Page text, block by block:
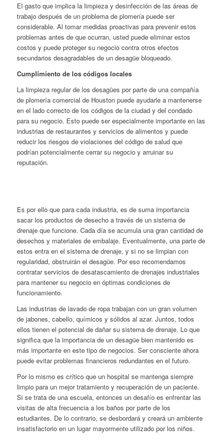
El gasto que implica la limpieza y desinfección de las áreas de
trabajo después de un problema de plomería puede ser
considerable. Al tomar medidas proactivas para prevenir estos
problemas antes de que ocurran, usted puede eliminar estos
costos y puede proteger su negocio contra otros efectos
secundarios desagradables de un desagüe bloqueado.
Cumplimiento de los códigos locales
La limpieza regular de los desagües por parte de una compañía
de plomería comercial de Houston puede ayudarle a mantenerse
en el lado correcto de los códigos de la ciudad y del condado
para su negocio. Esto puede ser especialmente importante en las
industrias de restaurantes y servicios de alimentos y puede
reducir los riesgos de violaciones del código de salud que
podrían potencialmente cerrar su negocio y arruinar su
reputación.
Es por ello que para cada industria, es de suma importancia
sacar los productos de desecho a través de un sistema de
drenaje que funcione. Cada día se acumula una gran cantidad de
desechos y materiales de embalaje. Eventualmente, una parte de
estos entra en el sistema de drenaje, y si no se limpian con
regularidad, obstruirán el desagüe. Por eso recomendamos
contratar servicios de desatascamiento de drenajes industriales
para mantener su negocio en óptimas condiciones de
funcionamiento.
Las industrias de lavado de ropa trabajan con un gran volumen
de jabones, cabello, químicos y sólidos al azar. Juntos, todos
ellos tienen el potencial de dañar su sistema de drenaje. Lo que
significa que la importancia de un desagüe bien mantenido es
más importante en este tipo de negocios. Ser consciente ahora
puede evitar problemas financieros redundantes en el futuro.
Por lo mismo es crítico que un hospital se mantenga siempre
limpio para un mejor tratamiento y recuperación de un paciente.
Si se trata de una escuela, entonces un desafío es enfrentar las
visitas de alta frecuencia a los baños por parte de los
estudiantes. De lo contrario, se desbordará y creará un ambiente
insatisfactorio en un lugar mayormente utilizado por los niños.